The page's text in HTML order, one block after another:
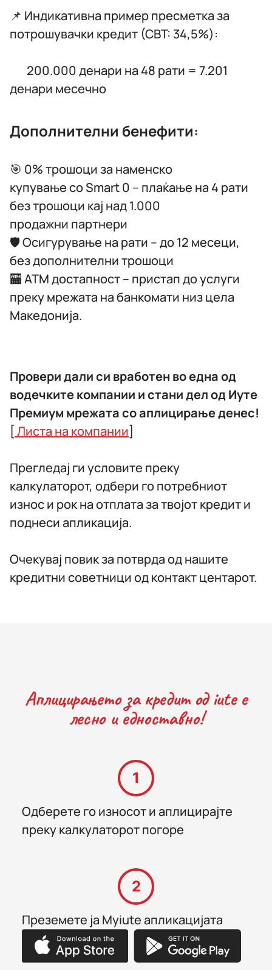
📌 Индикативна пример пресметка за
потрошувачки кредит (СВТ: 34,5%):
200.000 денари на 48 рати = 7.201
денари месечно
Дополнителни бенефити:
🎯 0% трошоци за наменско
купување со Smart 0 – плаќање на 4 рати
без трошоци кај над 1.000
продажни партнери
🛡️ Осигурување на рати – до 12 месеци,
без дополнителни трошоци
🏧 ATM достапност – пристап до услуги
преку мрежата на банкомати низ цела
Македонија.
Провери дали си вработен во една од
водечките компании и стани дел од Иуте
Премиум мрежата со аплицирање денес!
[Листа на компании]
Прегледај ги условите преку
калкулаторот, одбери го потребниот
износ и рок на отплата за твојот кредит и
поднеси апликација.
Очекувај повик за потврда од нашите
кредитни советници од контакт центарот.
Аплицирањето за кредит од iute е
лесно и едноставно!
1
Одберете го износот и аплицирајте
преку калкулаторот погоре
2
Преземете ја Myiute апликацијата